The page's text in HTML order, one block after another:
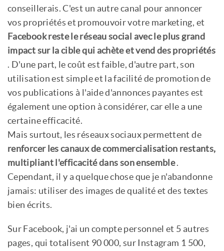
conseillerais. C'est un autre canal pour annoncer
vos propriétés et promouvoir votre marketing, et
Facebook reste le réseau social avec le plus grand
impact sur la cible qui achète et vend des propriétés
. D'une part, le coût est faible, d'autre part, son
utilisation est simple et la facilité de promotion de
vos publications à l'aide d'annonces payantes est
également une option à considérer, car elle a une
certaine efficacité.
Mais surtout, les réseaux sociaux permettent de
renforcer les canaux de commercialisation restants,
multipliant l'efficacité dans son ensemble.
Cependant, il y a quelque chose que je n'abandonne
jamais: utiliser des images de qualité et des textes
bien écrits.
Sur Facebook, j'ai un compte personnel et 5 autres
pages, qui totalisent 90 000, sur Instagram 1 500,